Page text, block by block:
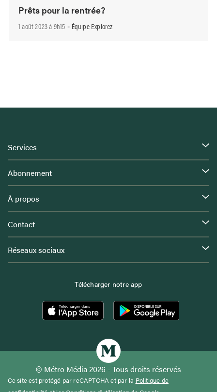
Prêts pour la rentrée?
1 août 2023 à 9h15 - Équipe Explorez
Services
Abonnement
À propos
Contact
Réseaux sociaux
Télécharger notre app
© Métro Média 2026 - Tous droits réservés
Ce site est protégé par reCAPTCHA et par la Politique de